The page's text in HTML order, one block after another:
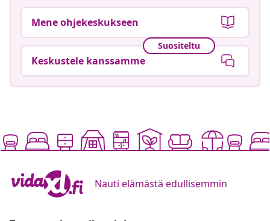
Mene ohjekeskukseen
Suositeltu
Keskustele kanssamme
Nauti elämästä edullisemmin